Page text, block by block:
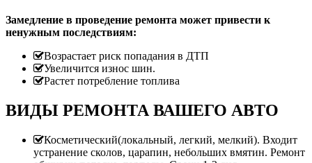
Замедление в проведение ремонта может привести к
ненужным последствиям:
Возрастает риск попадания в ДТП
Увеличится износ шин.
Растет потребление топлива
ВИДЫ РЕМОНТА ВАШЕГО АВТО
Косметический(локальный, легкий, мелкий). Входит
устранение сколов, царапин, небольших вмятин. Ремонт